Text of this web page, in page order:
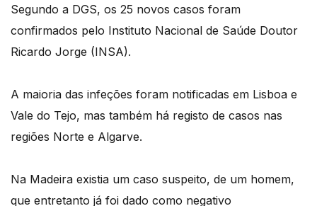
Segundo a DGS, os 25 novos casos foram
confirmados pelo Instituto Nacional de Saúde Doutor
Ricardo Jorge (INSA).
A maioria das infeções foram notificadas em Lisboa e
Vale do Tejo, mas também há registo de casos nas
regiões Norte e Algarve.
Na Madeira existia um caso suspeito, de um homem,
que entretanto já foi dado como negativo